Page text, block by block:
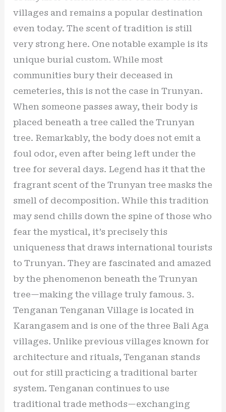
villages and remains a popular destination
even today. The scent of tradition is still
very strong here. One notable example is its
unique burial custom. While most
communities bury their deceased in
cemeteries, this is not the case in Trunyan.
When someone passes away, their body is
placed beneath a tree called the Trunyan
tree. Remarkably, the body does not emit a
foul odor, even after being left under the
tree for several days. Legend has it that the
fragrant scent of the Trunyan tree masks the
smell of decomposition. While this tradition
may send chills down the spine of those who
fear the mystical, it’s precisely this
uniqueness that draws international tourists
to Trunyan. They are fascinated and amazed
by the phenomenon beneath the Trunyan
tree—making the village truly famous. 3.
Tenganan Tenganan Village is located in
Karangasem and is one of the three Bali Aga
villages. Unlike previous villages known for
architecture and rituals, Tenganan stands
out for still practicing a traditional barter
system. Tenganan continues to use
traditional trade methods—exchanging